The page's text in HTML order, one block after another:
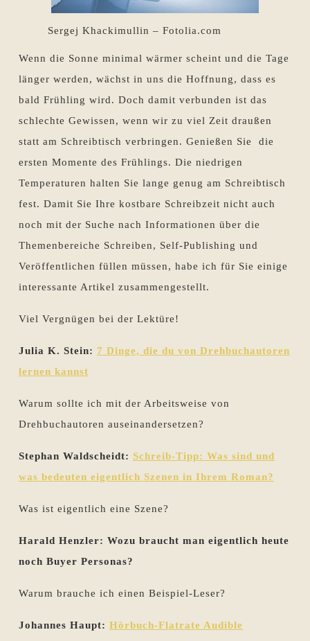
Sergej Khackimullin – Fotolia.com
Wenn die Sonne minimal wärmer scheint und die Tage
länger werden, wächst in uns die Hoffnung, dass es
bald Frühling wird. Doch damit verbunden ist das
schlechte Gewissen, wenn wir zu viel Zeit draußen
statt am Schreibtisch verbringen. Genießen Sie die
ersten Momente des Frühlings. Die niedrigen
Temperaturen halten Sie lange genug am Schreibtisch
fest. Damit Sie Ihre kostbare Schreibzeit nicht auch
noch mit der Suche nach Informationen über die
Themenbereiche Schreiben, Self-Publishing und
Veröffentlichen füllen müssen, habe ich für Sie einige
interessante Artikel zusammengestellt.
Viel Vergnügen bei der Lektüre!
Julia K. Stein: 7 Dinge, die du von Drehbuchautoren
lernen kannst
Warum sollte ich mit der Arbeitsweise von
Drehbuchautoren auseinandersetzen?
Stephan Waldscheidt: Schreib-Tipp: Was sind und
was bedeuten eigentlich Szenen in Ihrem Roman?
Was ist eigentlich eine Szene?
Harald Henzler: Wozu braucht man eigentlich heute
noch Buyer Personas?
Warum brauche ich einen Beispiel-Leser?
Johannes Haupt: Hörbuch-Flatrate Audible